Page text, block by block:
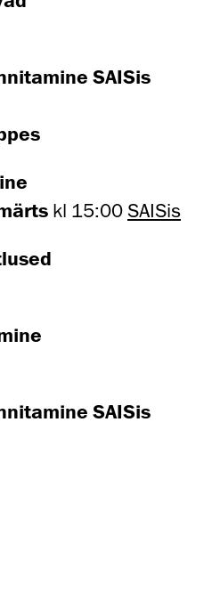
SAISis
kl 15:00SAISis
SAISis